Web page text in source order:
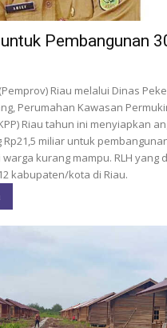
Pembangunan
Riau melalui Dinas
Perumahan Kawasan
Riau tahun ini menyiapkan
miliar untuk
warga kurang mampu. RLH yang
kabupaten/kota di Riau.